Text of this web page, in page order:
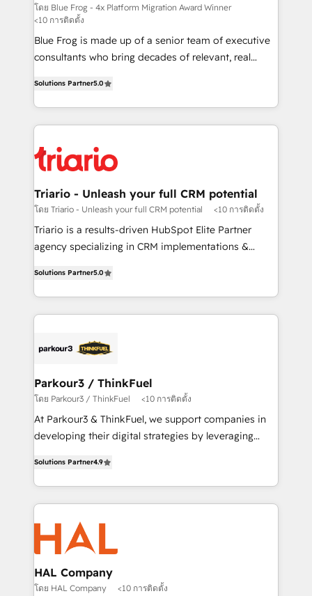
B2B sectors such as manufacturing, SaaS and
business services. We prepare a customized
business case that demonstrates the value and
impact of your digital transformation, including a
believe in the power of partnership. Together, we
embark on a transformational journey that sets your
business. If not now, when?
โดย Blue Frog - 4x Platform Migration Award Winner
<10 การติดตั้ง
Blue Frog is made up of a senior team of executive
consultants who bring decades of relevant, real
Frog is a top, trusted partner in HubSpot's
ecosystem for a reason. Their team brings over a
decade of experience to the table, along with deep
for driving growth. They are committed to helping
our customers grow and finding solutions that fit
their unique business needs. We are thrilled to have
Blue Frog in the HubSpot ecosystem leading the
way for customers!" - Yamini Rangan, CEO of
of experience and quality of skilled staff has earned
them a trusted reputation within the HubSpot
Program, HubSpot.
Solutions Partner5.0
Triario - Unleash your full CRM potential
โดย Triario - Unleash your full CRM potential <10 การติดตั้ง
Triario is a results-driven HubSpot Elite Partner
agency specializing in CRM implementations &
Integrations, Custom AI agents and AI-ready Website
Design With over 15 years of experience, we help
companies bridge the gap between marketing, sales,
data hygiene, and tailored HubSpot solutions. Our
a global consultancy with the care and agility of a
boutique firm. At Triario, we’re big enough to deliver
but small enough to listen. Our Services: HubSpot
implementations & data migration Custom AI agents
Website design Let’s turn your CRM into your growth
engine!
Solutions Partner5.0
Parkour3 / ThinkFuel
โดย Parkour3 / ThinkFuel <10 การติดตั้ง
At Parkour3 & ThinkFuel, we support companies in
developing their digital strategies by leveraging
sales processes to generate growth. Our offer spans
from Strategy to Operations. We specialize in CRM
onboarding and implementation, web design, sales
& marketing automation, and digital marketing. With
extensive experience working with tech companies
and manufacturers since 2002, we are committed to
empowering our clients and developing their
autonomy. Get to grips with HubSpot through
Solutions Partner4.9
HAL Company
โดย HAL Company <10 การติดตั้ง